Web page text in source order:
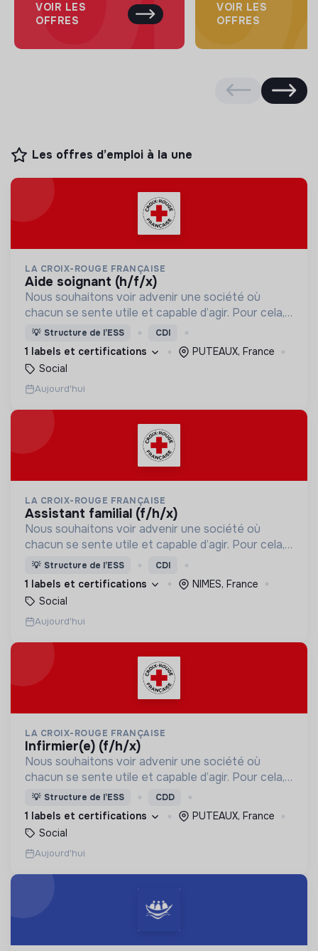
VOIR LES
OFFRES
VOIR LES
OFFRES
Les offres d’emploi à la une
LA CROIX-ROUGE FRANÇAISE
aide soignant (h/f/x)
Nous souhaitons voir advenir une société où
chacun se sente utile et capable d’agir. Pour cela,
nous proposons des moyens et des lieux
d’engagement innovants et adaptés à tous.
💡 Structure de l’ESS CDI
1 labels et certifications
PUTEAUX, France
Social
Aujourd'hui
LA CROIX-ROUGE FRANÇAISE
assistant familial (f/h/x)
Nous souhaitons voir advenir une société où
chacun se sente utile et capable d’agir. Pour cela,
nous proposons des moyens et des lieux
d’engagement innovants et adaptés à tous.
💡 Structure de l’ESS CDI
1 labels et certifications
NIMES, France
Social
Aujourd'hui
LA CROIX-ROUGE FRANÇAISE
infirmier(e) (f/h/x)
Nous souhaitons voir advenir une société où
chacun se sente utile et capable d’agir. Pour cela,
nous proposons des moyens et des lieux
d’engagement innovants et adaptés à tous.
💡 Structure de l’ESS CDD
1 labels et certifications
PUTEAUX, France
Social
Aujourd'hui